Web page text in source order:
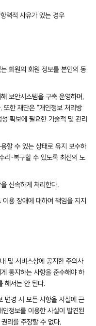
력적 사유가 있는 경우
회원의 회원 정보를 본인의 동
보안시스템을 구축 운영하며,
또한 재단은 “개인정보 처리방
확보에 필요한 기술적 및 관리
할 수 있는 상태로 유지 보수하
리·복구할 수 있도록 최선의 노
신속하게 처리한다.
용 장애에 대하여 책임을 지지
및 서비스상에 공지한 주의사
통지하는 사항을 준수해야 하
해서는 안 된다.
변경 시 모든 사항을 사실에 근
정보를 이용한 사실이 발견된
리를 주장할 수 없다.